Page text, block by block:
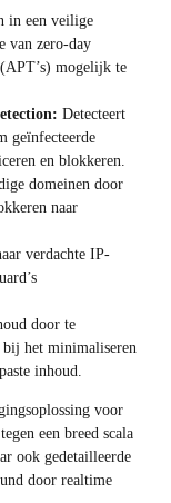
in een veilige
van zero-day
mogelijk te
Detecteert
geïnfecteerde
en blokkeren.
domeinen door
naar
verdachte IP-
door te
het minimaliseren
inhoud.
voor
een breed scala
ook gedetailleerde
door realtime